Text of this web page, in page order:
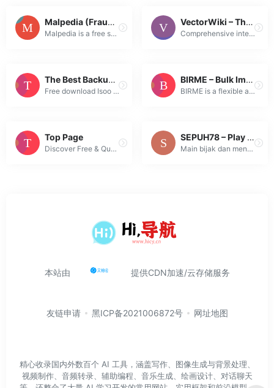
Malpedia (Fraunhofer FKIE)
Malpedia is a free service offered by Fraunhofer FKIE. Administration is lead by Daniel Plohmann and Steffen Enders.
VectorWiki – The Complete Guide to Vectors
Comprehensive interactive guide to vectors in mathematics, graphics, and AI.
The Best Backup Software for Windows 10/8/7/Vista/XP – Isoo Backup
Free download Isoo Backup to easily back up system on PC, laptop and Server and protect Windows against damage. Support Windows 10, Windows 8.1/8, Win...
BIRME – Bulk Image Resizing Made Easy (Online & Free)
BIRME is a flexible and easy to use bulk image resizer. It can resize multiple images to any specific dimension and crop images if necessary.
Top Page
Discover Free & Quality MOOC Courses from Japan. Anytime and Anywhere, Broadly and Deeply Search by Subject AI Art & Design Business & Management Comp...
SEPUH78 – Play Wise, Win Grand, Feel the Legacy of Victory!
Main bijak dan menang besar di SEPUH78! Rasakan keseruan nyata, sistem cepat, dan pengalaman menang penuh strategi setiap hari.
本站由 提供CDN加速/云存储服务
友链申请 黑ICP备2021006872号 网址地图
精心收录国内外数百个 AI 工具，涵盖写作、图像生成与背景处理、
视频制作、音频转录、辅助编程、音乐生成、绘画设计、对话聊天